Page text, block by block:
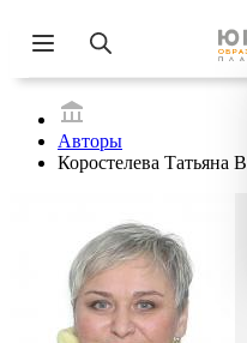
Авторы
Коростелева Татьяна